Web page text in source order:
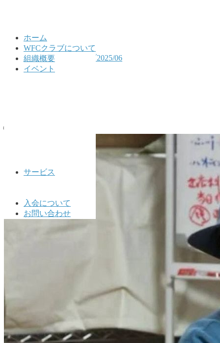
ホーム
WFCクラブについて
組織概要
イベント
サービス
入会について
お問い合わせ
HOME
公式LINEアーカイブ2025/06
2025/06/24